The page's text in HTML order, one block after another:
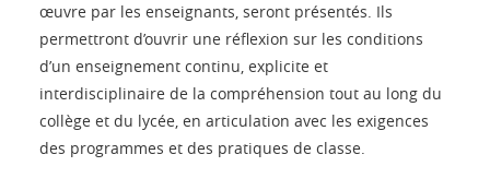
œuvre par les enseignants, seront présentés. Ils
permettront d’ouvrir une réflexion sur les conditions
d’un enseignement continu, explicite et
interdisciplinaire de la compréhension tout au long du
collège et du lycée, en articulation avec les exigences
des programmes et des pratiques de classe.